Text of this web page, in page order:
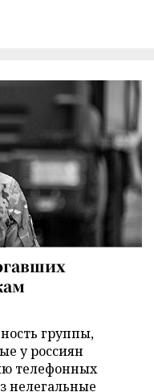
группы,
у россиян
телефонных
нелегальные